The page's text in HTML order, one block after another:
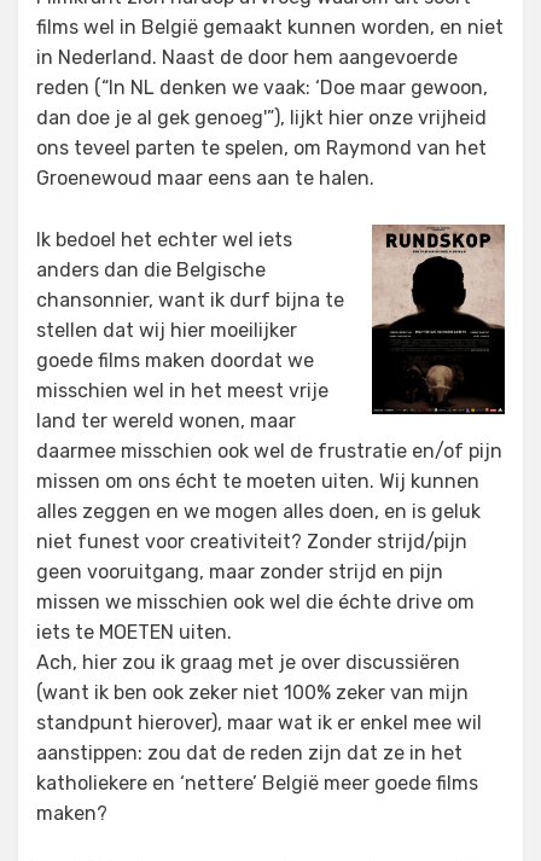
films wel in België gemaakt kunnen worden, en niet
in Nederland. Naast de door hem aangevoerde
reden (“In NL denken we vaak: ‘Doe maar gewoon,
dan doe je al gek genoeg'”), lijkt hier onze vrijheid
ons teveel parten te spelen, om Raymond van het
Groenewoud maar eens aan te halen.
Ik bedoel het echter wel iets
anders dan die Belgische
chansonnier, want ik durf bijna te
stellen dat wij hier moeilijker
goede films maken doordat we
misschien wel in het meest vrije
land ter wereld wonen, maar
daarmee misschien ook wel de frustratie en/of pijn
missen om ons écht te moeten uiten. Wij kunnen
alles zeggen en we mogen alles doen, en is geluk
niet funest voor creativiteit? Zonder strijd/pijn
geen vooruitgang, maar zonder strijd en pijn
missen we misschien ook wel die échte drive om
iets te MOETEN uiten.
Ach, hier zou ik graag met je over discussiëren
(want ik ben ook zeker niet 100% zeker van mijn
standpunt hierover), maar wat ik er enkel mee wil
aanstippen: zou dat de reden zijn dat ze in het
katholiekere en ‘nettere’ België meer goede films
maken?